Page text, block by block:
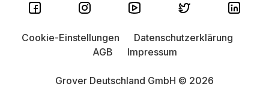
Grover Deutschland GmbH © 2026
Cookie-Einstellungen
Datenschutzerklärung
AGB
Impressum